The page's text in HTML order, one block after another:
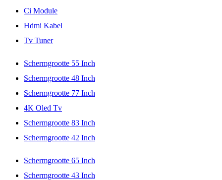
Ci Module
Hdmi Kabel
Tv Tuner
Schermgrootte 55 Inch
Schermgrootte 48 Inch
Schermgrootte 77 Inch
4K Oled Tv
Schermgrootte 83 Inch
Schermgrootte 42 Inch
Schermgrootte 65 Inch
Schermgrootte 43 Inch